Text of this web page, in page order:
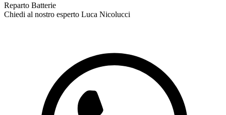
Reparto Batterie
Chiedi al nostro esperto Luca Nicolucci